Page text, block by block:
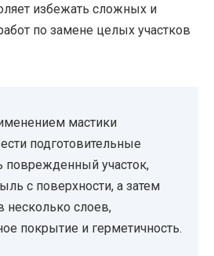
избежать сложных и
по замене целых участков
мастики
подготовительные
поврежденный участок,
с поверхности, а затем
несколько слоев,
покрытие и герметичность.